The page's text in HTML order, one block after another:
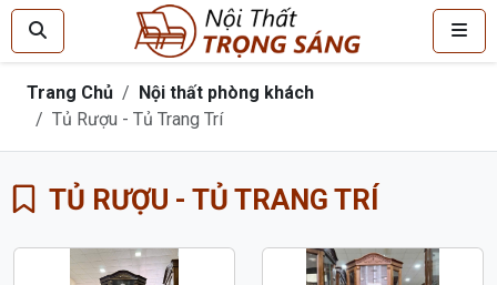
Trang Chủ
Nội thất phòng khách
Tủ Rượu - Tủ Trang Trí
TỦ RƯỢU - TỦ TRANG TRÍ